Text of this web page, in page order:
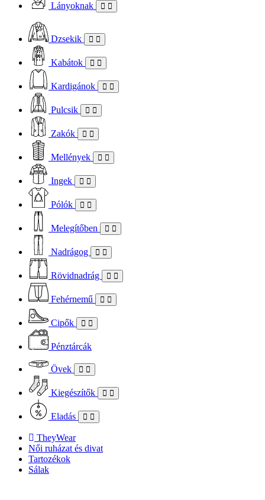
Lányoknak
Dzsekik
Kabátok
Kardigánok
Pulcsik
Zakók
Mellények
Ingek
Pólók
Melegítőben
Nadrágog
Rövidnadrág
Fehérnemű
Cipők
Pénztárcák
Övek
Kiegészítők
Eladás
TheyWear
Női ruházat és divat
Tartozékok
Sálak